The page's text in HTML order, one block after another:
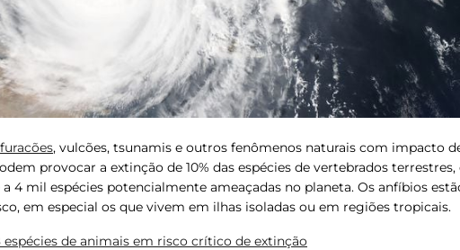
furacões, vulcões, tsunamis e outros fenômenos naturais com impacto
provocar a extinção de 10% das espécies de vertebrados terrestres,
4 mil espécies potencialmente ameaçadas no planeta. Os anfíbios
em especial os que vivem em ilhas isoladas ou em regiões tropicais.
espécies de animais em risco crítico de extinção